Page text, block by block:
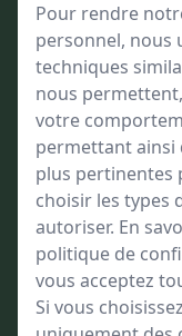
Pour rendre
personnel, nous
techniques
nous
votre
permettant ainsi
plus pertinentes
choisir les types
autoriser. En
politique de
vous acceptez
Si vous
Formule
à partir de14,99
Bien